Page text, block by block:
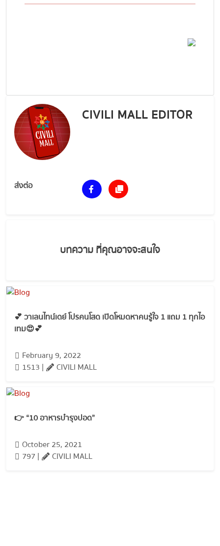
CIVILI MALL EDITOR
ส่งต่อ
บทความ ที่คุณอาจจะสนใจ
💕 วาเลนไทน์เดย์ โปรคนโสด เปิดโหมดหาคนรู้ใจ 1 แถม 1 ทุกไอ
เทม😍💕
February 9, 2022
1513 |
CIVILI MALL
👉 “10 อาหารบำรุงปอด”
October 25, 2021
797 |
CIVILI MALL